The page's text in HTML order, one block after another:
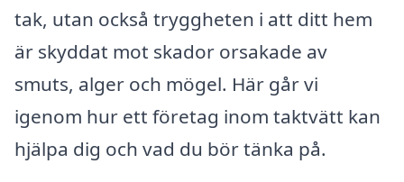
tak, utan också tryggheten i att ditt hem
är skyddat mot skador orsakade av
smuts, alger och mögel. Här går vi
igenom hur ett företag inom taktvätt kan
hjälpa dig och vad du bör tänka på.